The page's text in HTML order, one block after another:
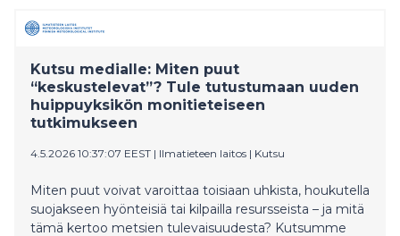
Kutsu medialle: Miten puut
“keskustelevat”? Tule tutustumaan uuden
huippuyksikön monitieteiseen
tutkimukseen
4.5.2026 10:37:07 EEST | Ilmatieteen laitos | Kutsu
Miten puut voivat varoittaa toisiaan uhkista, houkutella
suojakseen hyönteisiä tai kilpailla resursseista – ja mitä
tämä kertoo metsien tulevaisuudesta? Kutsumme